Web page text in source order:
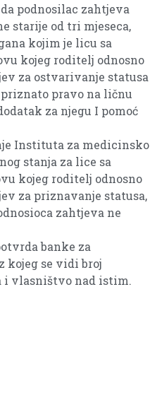
podnosilac zahtjeva
starije od tri mjeseca,
kojim je licu sa
kojeg roditelj odnosno
za ostvarivanje statusa
pravo na ličnu
za njegu I pomoć
Instituta za medicinsko
stanja za lice sa
kojeg roditelj odnosno
za priznavanje statusa,
zahtjeva ne
banke za
kojeg se vidi broj
i vlasništvo nad istim.